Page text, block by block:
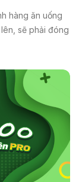
hàng ăn uống
sẽ phải đóng